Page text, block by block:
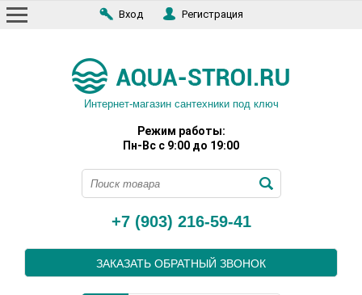
Вход Регистрация
Интернет-магазин сантехники под ключ
Режим работы:
Пн-Вс с 9:00 до 19:00
+7 (903) 216-59-41
ЗАКАЗАТЬ ОБРАТНЫЙ ЗВОНОК